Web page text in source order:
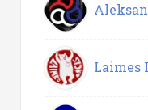
Laimes